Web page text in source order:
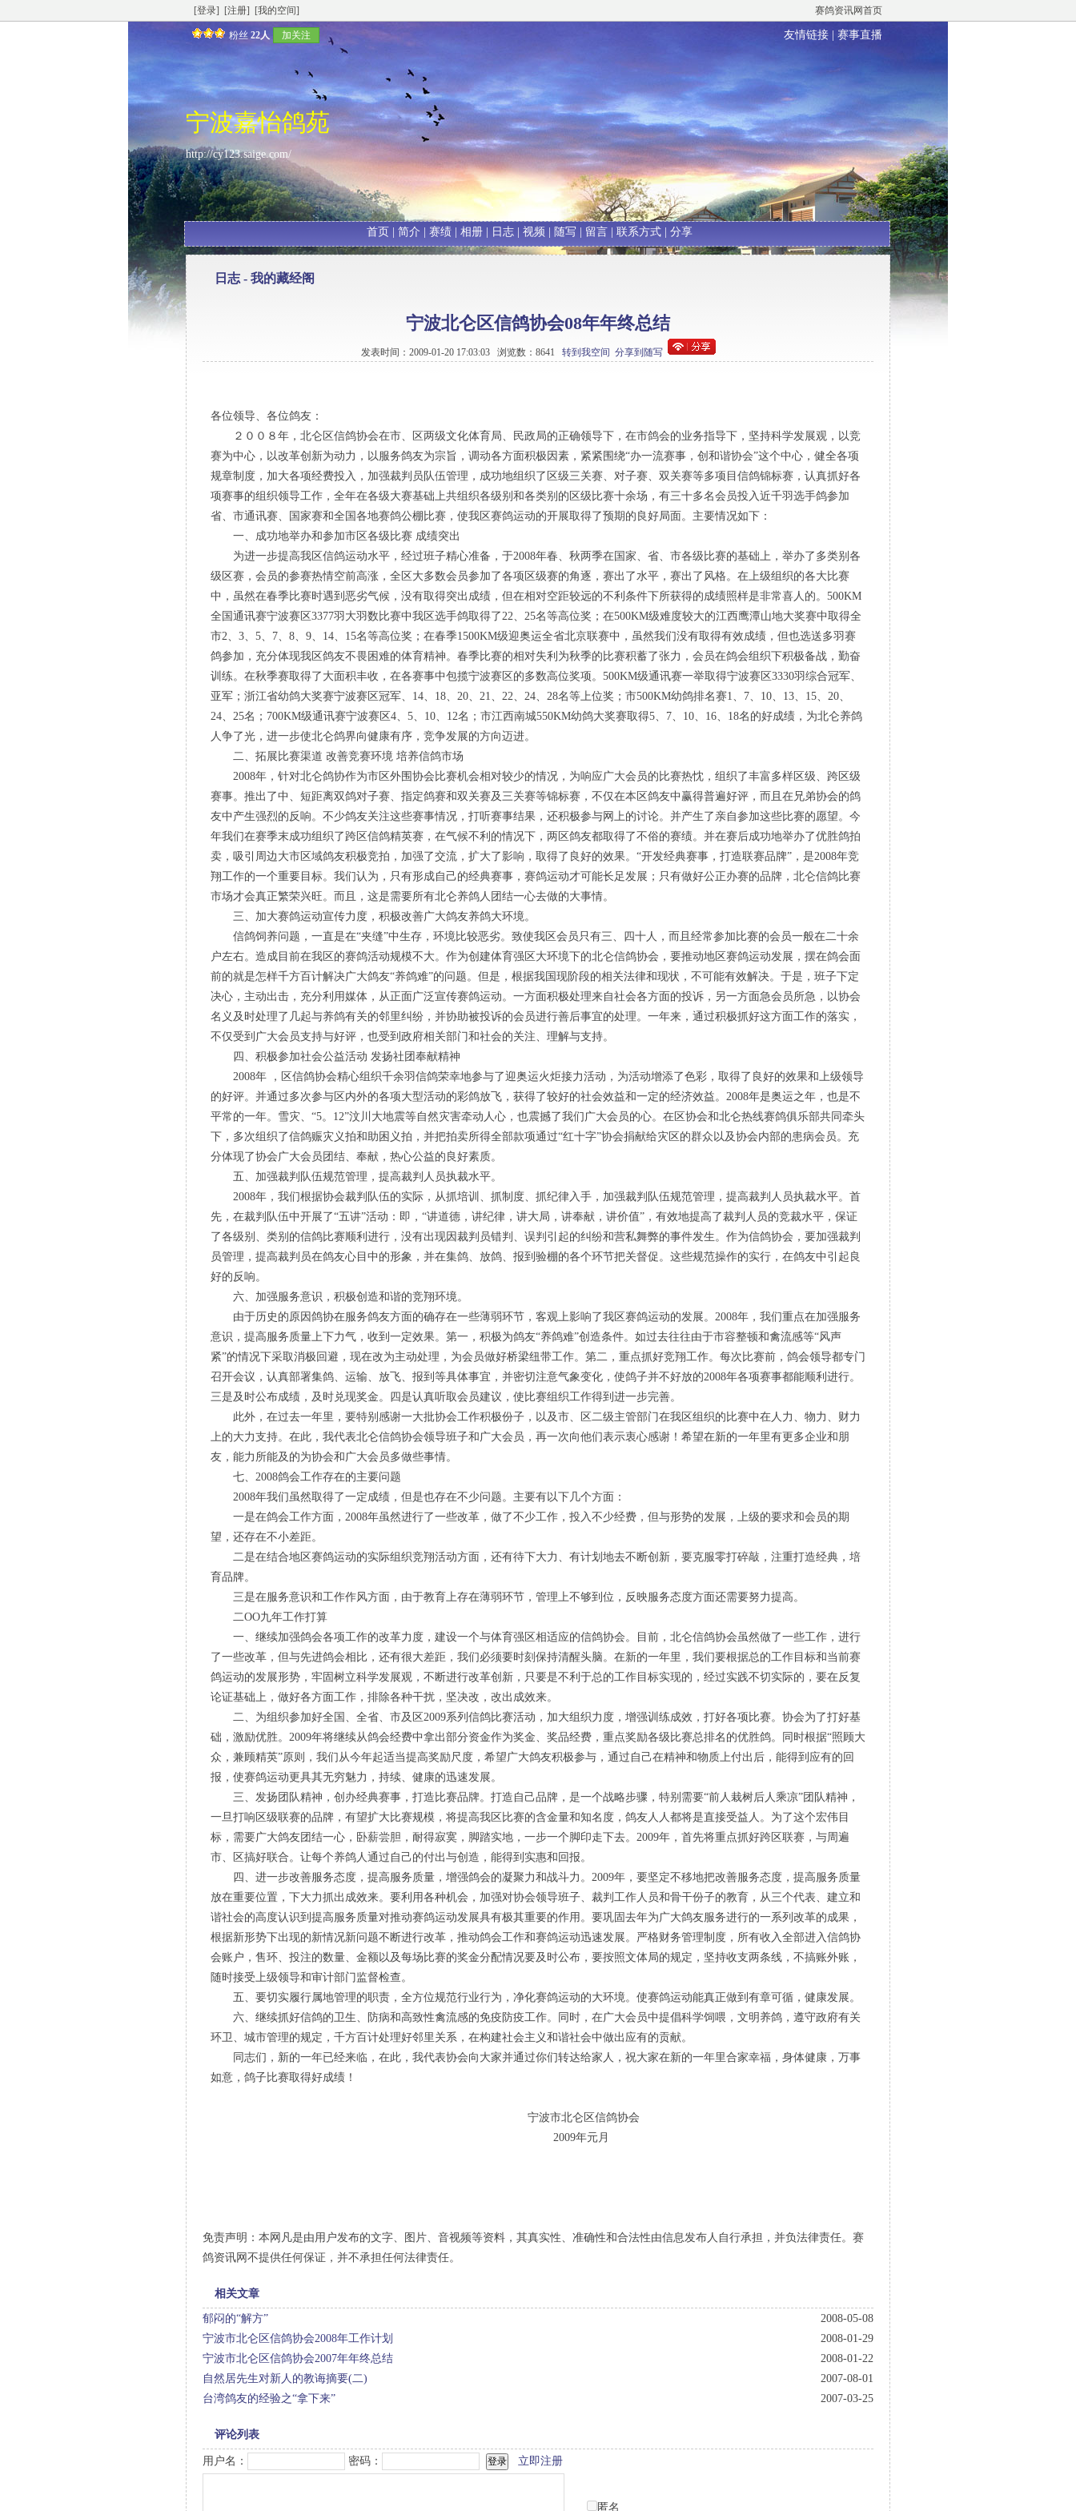
[登录] [注册] [我的空间] 赛鸽资讯网首页
粉丝 22人 加关注 友情链接 赛事直播
宁波嘉怡鸽苑
http://cy123.saige.com/
首页 简介 赛绩| 相册| 日志| 视频 随写 留言| 联系方式| 分享
日志 - 我的藏经阁
宁波北仑区信鸽协会08年年终总结
发表时间：2009-01-20 17:03:03 浏览数：8641 转到我空间 分享到随写
各位领导、各位鸽友：
２００８年，北仑区信鸽协会在市、区两级文化体育局、民政局的正确领导下，在市鸽会的业务指导下，坚持科学发展观，以竞
赛为中心，以改革创新为动力，以服务鸽友为宗旨，调动各方面积极因素，紧紧围绕“办一流赛事，创和谐协会”这个中心，健全各项
规章制度，加大各项经费投入，加强裁判员队伍管理，成功地组织了区级三关赛、对子赛、双关赛等多项目信鸽锦标赛，认真抓好各
项赛事的组织领导工作，全年在各级大赛基础上共组织各级别和各类别的区级比赛十余场，有三十多名会员投入近千羽选手鸽参加
省、市通讯赛、国家赛和全国各地赛鸽公棚比赛，使我区赛鸽运动的开展取得了预期的良好局面。主要情况如下：
一、成功地举办和参加市区各级比赛 成绩突出
为进一步提高我区信鸽运动水平，经过班子精心准备，于2008年春、秋两季在国家、省、市各级比赛的基础上，举办了多类别各
级区赛，会员的参赛热情空前高涨，全区大多数会员参加了各项区级赛的角逐，赛出了水平，赛出了风格。在上级组织的各大比赛
中，虽然在春季比赛时遇到恶劣气候，没有取得突出成绩，但在相对空距较远的不利条件下所获得的成绩照样是非常喜人的。500KM
全国通讯赛宁波赛区3377羽大羽数比赛中我区选手鸽取得了22、25名等高位奖；在500KM级难度较大的江西鹰潭山地大奖赛中取得全
市2、3、5、7、8、9、14、15名等高位奖；在春季1500KM级迎奥运全省北京联赛中，虽然我们没有取得有效成绩，但也选送多羽赛
鸽参加，充分体现我区鸽友不畏困难的体育精神。春季比赛的相对失利为秋季的比赛积蓄了张力，会员在鸽会组织下积极备战，勤奋
训练。在秋季赛取得了大面积丰收，在各赛事中包揽宁波赛区的多数高位奖项。500KM级通讯赛一举取得宁波赛区3330羽综合冠军、
亚军；浙江省幼鸽大奖赛宁波赛区冠军、14、18、20、21、22、24、28名等上位奖；市500KM幼鸽排名赛1、7、10、13、15、20、
24、25名；700KM级通讯赛宁波赛区4、5、10、12名；市江西南城550KM幼鸽大奖赛取得5、7、10、16、18名的好成绩，为北仑养鸽
人争了光，进一步使北仑鸽界向健康有序，竞争发展的方向迈进。
二、拓展比赛渠道 改善竞赛环境 培养信鸽市场
2008年，针对北仑鸽协作为市区外围协会比赛机会相对较少的情况，为响应广大会员的比赛热忱，组织了丰富多样区级、跨区级
赛事。推出了中、短距离双鸽对子赛、指定鸽赛和双关赛及三关赛等锦标赛，不仅在本区鸽友中赢得普遍好评，而且在兄弟协会的鸽
友中产生强烈的反响。不少鸽友关注这些赛事情况，打听赛事结果，还积极参与网上的讨论。并产生了亲自参加这些比赛的愿望。今
年我们在赛季末成功组织了跨区信鸽精英赛，在气候不利的情况下，两区鸽友都取得了不俗的赛绩。并在赛后成功地举办了优胜鸽拍
卖，吸引周边大市区域鸽友积极竞拍，加强了交流，扩大了影响，取得了良好的效果。“开发经典赛事，打造联赛品牌”，是2008年竞
翔工作的一个重要目标。我们认为，只有形成自己的经典赛事，赛鸽运动才可能长足发展；只有做好公正办赛的品牌，北仑信鸽比赛
市场才会真正繁荣兴旺。而且，这是需要所有北仑养鸽人团结一心去做的大事情。
三、加大赛鸽运动宣传力度，积极改善广大鸽友养鸽大环境。
信鸽饲养问题，一直是在“夹缝”中生存，环境比较恶劣。致使我区会员只有三、四十人，而且经常参加比赛的会员一般在二十余
户左右。造成目前在我区的赛鸽活动规模不大。作为创建体育强区大环境下的北仑信鸽协会，要推动地区赛鸽运动发展，摆在鸽会面
前的就是怎样千方百计解决广大鸽友“养鸽难”的问题。但是，根据我国现阶段的相关法律和现状，不可能有效解决。于是，班子下定
决心，主动出击，充分利用媒体，从正面广泛宣传赛鸽运动。一方面积极处理来自社会各方面的投诉，另一方面急会员所急，以协会
名义及时处理了几起与养鸽有关的邻里纠纷，并协助被投诉的会员进行善后事宜的处理。一年来，通过积极抓好这方面工作的落实，
不仅受到广大会员支持与好评，也受到政府相关部门和社会的关注、理解与支持。
四、积极参加社会公益活动 发扬社团奉献精神
2008年 ，区信鸽协会精心组织千余羽信鸽荣幸地参与了迎奥运火炬接力活动，为活动增添了色彩，取得了良好的效果和上级领导
的好评。并通过多次参与区内外的各项大型活动的彩鸽放飞，获得了较好的社会效益和一定的经济效益。2008年是奥运之年，也是不
平常的一年。雪灾、“5。12”汶川大地震等自然灾害牵动人心，也震撼了我们广大会员的心。在区协会和北仑热线赛鸽俱乐部共同牵头
下，多次组织了信鸽赈灾义拍和助困义拍，并把拍卖所得全部款项通过“红十字”协会捐献给灾区的群众以及协会内部的患病会员。充
分体现了协会广大会员团结、奉献，热心公益的良好素质。
五、加强裁判队伍规范管理，提高裁判人员执裁水平。
2008年，我们根据协会裁判队伍的实际，从抓培训、抓制度、抓纪律入手，加强裁判队伍规范管理，提高裁判人员执裁水平。首
先，在裁判队伍中开展了“五讲”活动：即，“讲道德，讲纪律，讲大局，讲奉献，讲价值”，有效地提高了裁判人员的竞裁水平，保证
了各级别、类别的信鸽比赛顺利进行，没有出现因裁判员错判、误判引起的纠纷和营私舞弊的事件发生。作为信鸽协会，要加强裁判
员管理，提高裁判员在鸽友心目中的形象，并在集鸽、放鸽、报到验棚的各个环节把关督促。这些规范操作的实行，在鸽友中引起良
好的反响。
六、加强服务意识，积极创造和谐的竞翔环境。
由于历史的原因鸽协在服务鸽友方面的确存在一些薄弱环节，客观上影响了我区赛鸽运动的发展。2008年，我们重点在加强服务
意识，提高服务质量上下力气，收到一定效果。第一，积极为鸽友“养鸽难”创造条件。如过去往往由于市容整顿和禽流感等“风声
紧”的情况下采取消极回避，现在改为主动处理，为会员做好桥梁纽带工作。第二，重点抓好竞翔工作。每次比赛前，鸽会领导都专门
召开会议，认真部署集鸽、运输、放飞、报到等具体事宜，并密切注意气象变化，使鸽子并不好放的2008年各项赛事都能顺利进行。
三是及时公布成绩，及时兑现奖金。四是认真听取会员建议，使比赛组织工作得到进一步完善。
此外，在过去一年里，要特别感谢一大批协会工作积极份子，以及市、区二级主管部门在我区组织的比赛中在人力、物力、财力
上的大力支持。在此，我代表北仑信鸽协会领导班子和广大会员，再一次向他们表示衷心感谢！希望在新的一年里有更多企业和朋
友，能力所能及的为协会和广大会员多做些事情。
七、2008鸽会工作存在的主要问题
2008年我们虽然取得了一定成绩，但是也存在不少问题。主要有以下几个方面：
一是在鸽会工作方面，2008年虽然进行了一些改革，做了不少工作，投入不少经费，但与形势的发展，上级的要求和会员的期
望，还存在不小差距。
二是在结合地区赛鸽运动的实际组织竞翔活动方面，还有待下大力、有计划地去不断创新，要克服零打碎敲，注重打造经典，培
育品牌。
三是在服务意识和工作作风方面，由于教育上存在薄弱环节，管理上不够到位，反映服务态度方面还需要努力提高。
二OO九年工作打算
一、继续加强鸽会各项工作的改革力度，建设一个与体育强区相适应的信鸽协会。目前，北仑信鸽协会虽然做了一些工作，进行
了一些改革，但与先进鸽会相比，还有很大差距，我们必须要时刻保持清醒头脑。在新的一年里，我们要根据总的工作目标和当前赛
鸽运动的发展形势，牢固树立科学发展观，不断进行改革创新，只要是不利于总的工作目标实现的，经过实践不切实际的，要在反复
论证基础上，做好各方面工作，排除各种干扰，坚决改，改出成效来。
二、为组织参加好全国、全省、市及区2009系列信鸽比赛活动，加大组织力度，增强训练成效，打好各项比赛。协会为了打好基
础，激励优胜。2009年将继续从鸽会经费中拿出部分资金作为奖金、奖品经费，重点奖励各级比赛总排名的优胜鸽。同时根据“照顾大
众，兼顾精英”原则，我们从今年起适当提高奖励尺度，希望广大鸽友积极参与，通过自己在精神和物质上付出后，能得到应有的回
报，使赛鸽运动更具其无穷魅力，持续、健康的迅速发展。
三、发扬团队精神，创办经典赛事，打造比赛品牌。打造自己品牌，是一个战略步骤，特别需要“前人栽树后人乘凉”团队精神，
一旦打响区级联赛的品牌，有望扩大比赛规模，将提高我区比赛的含金量和知名度，鸽友人人都将是直接受益人。为了这个宏伟目
标，需要广大鸽友团结一心，卧薪尝胆，耐得寂寞，脚踏实地，一步一个脚印走下去。2009年，首先将重点抓好跨区联赛，与周遍
市、区搞好联合。让每个养鸽人通过自己的付出与创造，能得到实惠和回报。
四、进一步改善服务态度，提高服务质量，增强鸽会的凝聚力和战斗力。2009年，要坚定不移地把改善服务态度，提高服务质量
放在重要位置，下大力抓出成效来。要利用各种机会，加强对协会领导班子、裁判工作人员和骨干份子的教育，从三个代表、建立和
谐社会的高度认识到提高服务质量对推动赛鸽运动发展具有极其重要的作用。要巩固去年为广大鸽友服务进行的一系列改革的成果，
根据新形势下出现的新情况新问题不断进行改革，推动鸽会工作和赛鸽运动迅速发展。严格财务管理制度，所有收入全部进入信鸽协
会账户，售环、投注的数量、金额以及每场比赛的奖金分配情况要及时公布，要按照文体局的规定，坚持收支两条线，不搞账外账，
随时接受上级领导和审计部门监督检查。
五、要切实履行属地管理的职责，全方位规范行业行为，净化赛鸽运动的大环境。使赛鸽运动能真正做到有章可循，健康发展。
六、继续抓好信鸽的卫生、防病和高致性禽流感的免疫防疫工作。同时，在广大会员中提倡科学饲喂，文明养鸽，遵守政府有关
环卫、城市管理的规定，千方百计处理好邻里关系，在构建社会主义和谐社会中做出应有的贡献。
同志们，新的一年已经来临，在此，我代表协会向大家并通过你们转达给家人，祝大家在新的一年里合家幸福，身体健康，万事
如意，鸽子比赛取得好成绩！
宁波市北仑区信鸽协会
2009年元月
免责声明：本网凡是由用户发布的文字、图片、音视频等资料，其真实性、准确性和合法性由信息发布人自行承担，并负法律责任。赛
鸽资讯网不提供任何保证，并不承担任何法律责任。
相关文章
2008-05-08
郁闷的“解方”
2008-01-29
宁波市北仑区信鸽协会2008年工作计划
2008-01-22
宁波市北仑区信鸽协会2007年年终总结
2007-08-01
自然居先生对新人的教诲摘要(二)
2007-03-25
台湾鸽友的经验之“拿下来”
评论列表
用户名： 密码： 立即注册
匿名